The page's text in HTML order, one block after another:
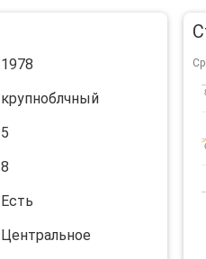
1978
крупноблчный
5
8
Есть
Центральное